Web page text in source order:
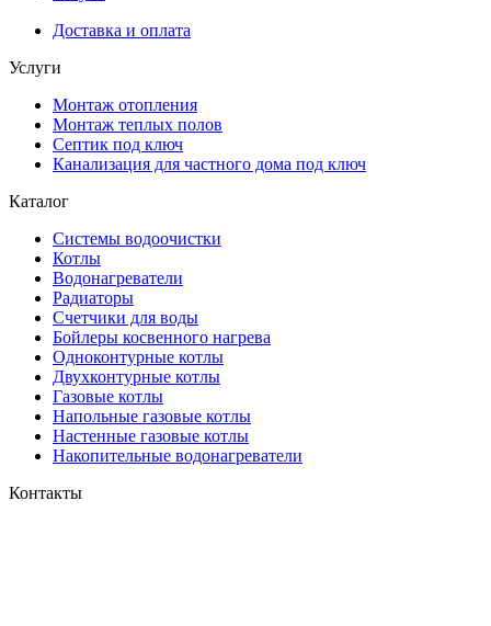
Доставка и оплата
Услуги
Монтаж отопления
Монтаж теплых полов
Септик под ключ
Канализация для частного дома под ключ
Каталог
Системы водоочистки
Котлы
Водонагреватели
Радиаторы
Cчетчики для воды
Бойлеры косвенного нагрева
Одноконтурные котлы
Двухконтурные котлы
Газовые котлы
Напольные газовые котлы
Настенные газовые котлы
Накопительные водонагреватели
Контакты